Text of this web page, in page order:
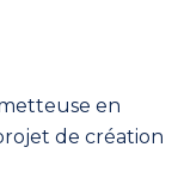
en
de création